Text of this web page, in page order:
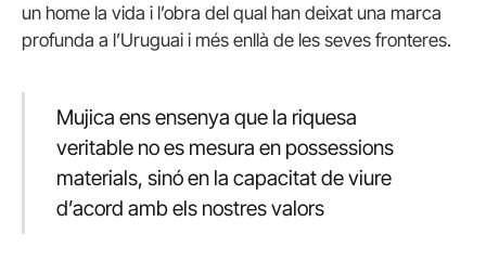
un home la vida i l’obra del qual han deixat una marca
profunda a l’Uruguai i més enllà de les seves fronteres.
Mujica ens ensenya que la riquesa
veritable no es mesura en possessions
materials, sinó en la capacitat de viure
d’acord amb els nostres valors